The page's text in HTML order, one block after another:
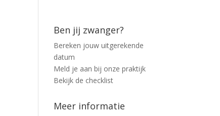
Ben jij zwanger?
Bereken jouw uitgerekende
datum
Meld je aan bij onze praktijk
Bekijk de checklist
Meer informatie